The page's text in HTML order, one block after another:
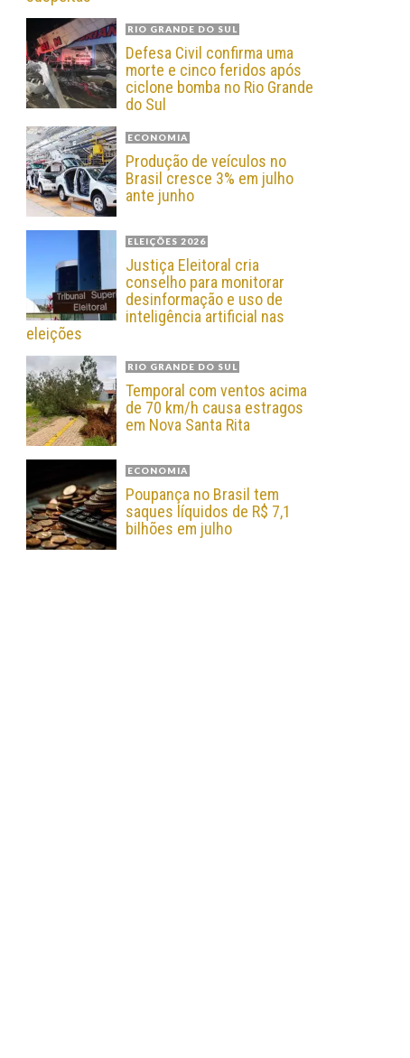
RIO GRANDE DO SUL
Defesa Civil confirma uma
morte e cinco feridos após
ciclone bomba no Rio Grande
do Sul
ECONOMIA
Produção de veículos no
Brasil cresce 3% em julho
ante junho
ELEIÇÕES 2026
Justiça Eleitoral cria
conselho para monitorar
desinformação e uso de
inteligência artificial nas
eleições
RIO GRANDE DO SUL
Temporal com ventos acima
de 70 km/h causa estragos
em Nova Santa Rita
ECONOMIA
Poupança no Brasil tem
saques líquidos de R$ 7,1
bilhões em julho